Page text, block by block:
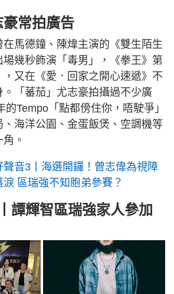
豪常拍廣告
在馬德鐘、陳煒主演的《雙生陌生
幾秒飾演「毒男」，《拳王》第
又在《愛．回家之開心速遞》不
。「蕃茄」尤志豪拍攝過不少廣
Tempo「點都傍住你，唔駛爭」
海洋公園、金蛋飯煲、空調機等
。
聲音3丨海選開鑼！曾志偉為視障
區瑞強不知胞弟參賽？
譚輝智區瑞強家人參加